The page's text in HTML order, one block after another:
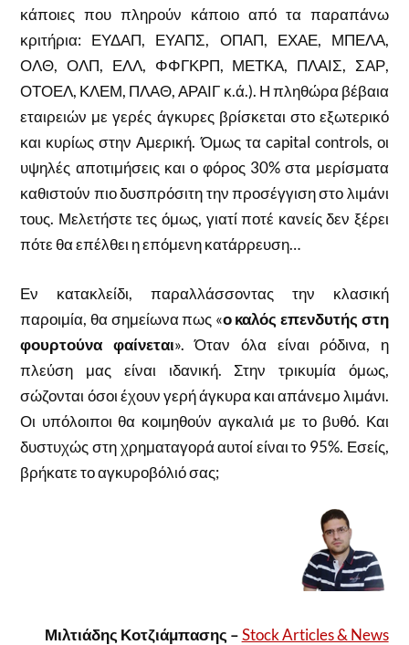
κάποιες που πληρούν κάποιο από τα παραπάνω
κριτήρια: ΕΥΔΑΠ, ΕΥΑΠΣ, ΟΠΑΠ, ΕΧΑΕ, ΜΠΕΛΑ,
ΟΛΘ, ΟΛΠ, ΕΛΛ, ΦΦΓΚΡΠ, ΜΕΤΚΑ, ΠΛΑΙΣ, ΣΑΡ,
ΟΤΟΕΛ, ΚΛΕΜ, ΠΛΑΘ, ΑΡΑΙΓ κ.ά.). Η πληθώρα βέβαια
εταιρειών με γερές άγκυρες βρίσκεται στο εξωτερικό
και κυρίως στην Αμερική. Όμως τα capital controls, οι
υψηλές αποτιμήσεις και ο φόρος 30% στα μερίσματα
καθιστούν πιο δυσπρόσιτη την προσέγγιση στο λιμάνι
τους. Μελετήστε τες όμως, γιατί ποτέ κανείς δεν ξέρει
πότε θα επέλθει η επόμενη κατάρρευση…
Εν κατακλείδι, παραλλάσσοντας την κλασική
παροιμία, θα σημείωνα πως «ο καλός επενδυτής στη
φουρτούνα φαίνεται». Όταν όλα είναι ρόδινα, η
πλεύση μας είναι ιδανική. Στην τρικυμία όμως,
σώζονται όσοι έχουν γερή άγκυρα και απάνεμο λιμάνι.
Οι υπόλοιποι θα κοιμηθούν αγκαλιά με το βυθό. Και
δυστυχώς στη χρηματαγορά αυτοί είναι το 95%. Εσείς,
βρήκατε το αγκυροβόλιό σας;
Μιλτιάδης Κοτζιάμπασης –Stock Articles & News